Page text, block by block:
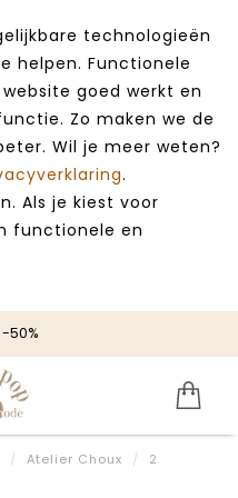
technologieën
helpen. Functionele
goed werkt en
Zo maken we de
Wil je meer weten?
.
Als je kiest voor
functionele en
-50%
/ Atelier Choux / 2